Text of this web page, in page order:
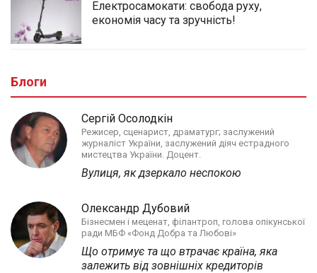
Електросамокати: свобода руху,
економія часу та зручність!
Блоги
Сергій Осолодкін
Режисер, сценарист, драматург; заслужений
журналіст України, заслужений діяч естрадного
мистецтва України. Доцент.
Вулиця, як дзеркало неспокою
Олександр Дубовий
Бізнесмен і меценат, філантроп, голова опікунської
ради МБФ «Фонд Добра та Любові»
Що отримує та що втрачає країна, яка
залежить від зовнішніх кредиторів